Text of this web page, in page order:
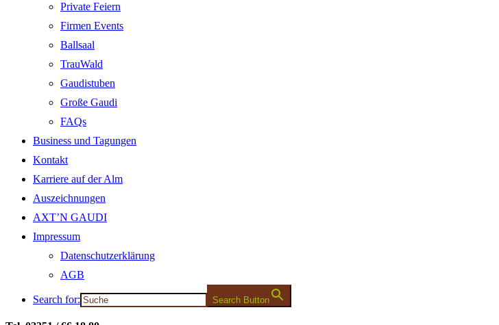
Private Feiern
Firmen Events
Ballsaal
TrauWald
Gaudistuben
Große Gaudi
FAQs
Business und Tagungen
Kontakt
Karriere auf der Alm
Auszeichnungen
AXT’N GAUDI
Impressum
Datenschutzerklärung
AGB
Search for: Search Button